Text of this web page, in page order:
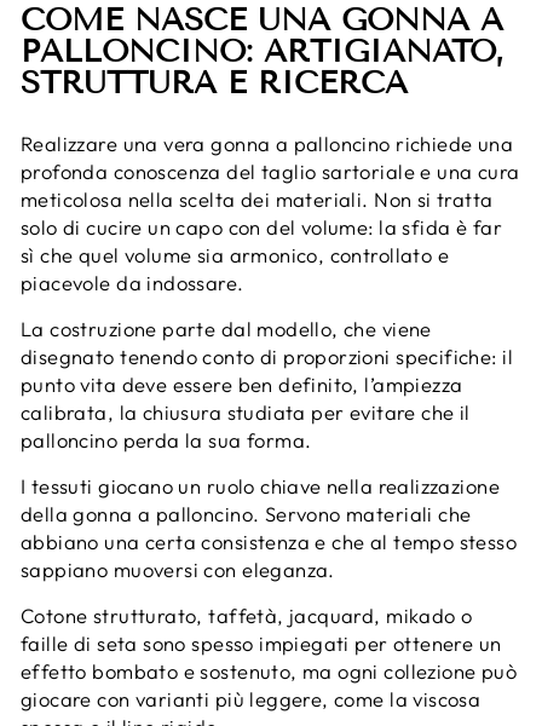
COME NASCE UNA GONNA A
PALLONCINO: ARTIGIANATO,
STRUTTURA E RICERCA
Realizzare una vera gonna a palloncino richiede una
profonda conoscenza del taglio sartoriale e una cura
meticolosa nella scelta dei materiali. Non si tratta
solo di cucire un capo con del volume: la sfida è far
sì che quel volume sia armonico, controllato e
piacevole da indossare.
La costruzione parte dal modello, che viene
disegnato tenendo conto di proporzioni specifiche: il
punto vita deve essere ben definito, l’ampiezza
calibrata, la chiusura studiata per evitare che il
palloncino perda la sua forma.
I tessuti giocano un ruolo chiave nella realizzazione
della gonna a palloncino. Servono materiali che
abbiano una certa consistenza e che al tempo stesso
sappiano muoversi con eleganza.
Cotone strutturato, taffetà, jacquard, mikado o
faille di seta sono spesso impiegati per ottenere un
effetto bombato e sostenuto, ma ogni collezione può
giocare con varianti più leggere, come la viscosa